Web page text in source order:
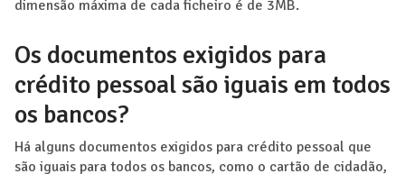
dimensão máxima de cada ficheiro é de 3MB.
Os documentos exigidos para
crédito pessoal são iguais em todos
os bancos?
Há alguns documentos exigidos para crédito pessoal que
são iguais para todos os bancos, como o cartão de cidadão,